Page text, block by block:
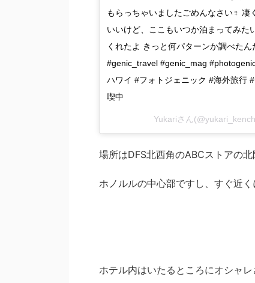
もらっちゃいましたごめんなさい‍♀️ 凄
いいけど、ここもいつか泊まってみた
くれたよ きっと何パターンか調べた
#genic_travel #genic_mag
ハワイ #フォトジェニック #海外旅行
喫中
Yukariさん
場所はDFS北西角のABCストアの北
ホノルルの中心部ですし、すぐ近
ホテル内はいたるところにオシャ